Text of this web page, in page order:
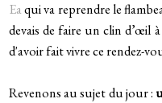
Eaqui va reprendre le
devais de faire un clin d’œil
d'avoir fait vivre ce rendez-
Revenons au sujet du jour :